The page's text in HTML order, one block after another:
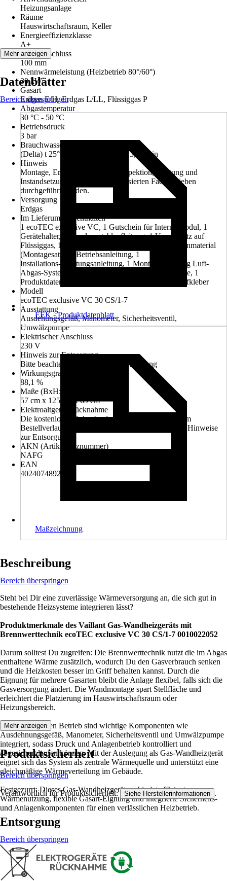
Heizungsanlage
Räume
Hauswirtschaftsraum, Keller
Energieeffizienzklasse
A+
Abgasanschluss
100 mm
Nennwärmeleistung (Heizbetrieb 80°/60°)
30 kW
Gasart
Erdgas E/H, Erdgas L/LL, Flüssiggas P
Abgastemperatur
30 °C - 50 °C
Betriebsdruck
3 bar
Brauchwasserdurchsatz
(Delta) t 25°K (von 10° auf 35°) 13,1 l/min
Hinweis
Montage, Erstinbetriebnahme, Inspektion, Wartung und
Instandsetzung müssen von autorisierten Fachbetrieben
durchgeführt werden.
Versorgung
Erdgas
Im Lieferumfang enthalten
1 ecoTEC exclusive VC, 1 Gutschein für Internetmodul, 1
Gerätehalter, 1 Kondensatablaufleitung, 1 Umstellsatz auf
Flüssiggas, 1 Akustik Isoliermatte, 1 Beutel mit Kleinmaterial
(Montagesatz), 1 Betriebsanleitung, 1
Installations-/Wartungsanleitung, 1 Montageanleitung Luft-
Abgas-System, 1 Montageschablone, 1 Garantiekarte, 1
Produktdatenblatt, Energieeffizienzlabel, diverse Aufkleber
Modell
ecoTEC exclusive VC 30 CS/1-7
Ausstattung
Ausdehungsgefäß, Manometer, Sicherheitsventil,
Umwälzpumpe
Elektrischer Anschluss
230 V
Hinweis zur Entsorgung
Bitte beachte die Hinweise zur Entsorgung
Wirkungsgrad
88,1 %
Maße (BxHxT)
57 cm x 125 cm x 69 cm
Elektroaltgerät-Rücknahme
Die kostenlose Rückgabe des Elektro-Geräts kann im
Bestellverlauf ausgewählt werden. Bitte beachte die Hinweise
zur Entsorgung.
AKN (Artikelkurznummer)
NAFG
EAN
4024074892534
Mehr anzeigen
Datenblätter
Bereich überspringen
EEK - Produktdatenblatt
Maßzeichnung
Beschreibung
Bereich überspringen
Steht bei Dir eine zuverlässige Wärmeversorgung an, die sich gut in
bestehende Heizsysteme integrieren lässt?
Produktmerkmale des Vaillant Gas-Wandheizgeräts mit
Brennwerttechnik ecoTEC exclusive VC 30 CS/1-7 0010022052
Darum solltest Du zugreifen: Die Brennwerttechnik nutzt die im Abgas
enthaltene Wärme zusätzlich, wodurch Du den Gasverbrauch senken
und die Heizkosten besser im Griff behalten kannst. Durch die
Eignung für mehrere Gasarten bleibt die Anlage flexibel, falls sich die
Gasversorgung ändert. Die Wandmontage spart Stellfläche und
erleichtert die Platzierung im Hauswirtschaftsraum oder
Heizungsbereich.
Für einen stabilen Betrieb sind wichtige Komponenten wie
Ausdehnungsgefäß, Manometer, Sicherheitsventil und Umwälzpumpe
integriert, sodass Druck und Anlagenbetrieb kontrolliert und
abgesichert laufen können. Mit der Auslegung als Gas-Wandheizgerät
eignet sich das System als zentrale Wärmequelle und unterstützt eine
gleichmäßige Wärmeverteilung im Gebäude.
Festgezurrt: Dieses Gas-Wandheizgerät verbindet effiziente
Wärmenutzung, flexible Gasart-Eignung und integrierte Sicherheits-
und Anlagenkomponenten für einen verlässlichen Heizbetrieb.
Mehr anzeigen
Produktsicherheit
Bereich überspringen
Verantwortlich für Produktsicherheit: Siehe Herstellerinformationen .
Entsorgung
Bereich überspringen